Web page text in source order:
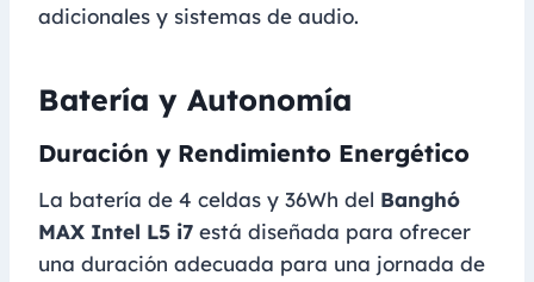
adicionales y sistemas de audio.
Batería y Autonomía
Duración y Rendimiento Energético
La batería de 4 celdas y 36Wh del Banghó
MAX Intel L5 i7 está diseñada para ofrecer
una duración adecuada para una jornada de